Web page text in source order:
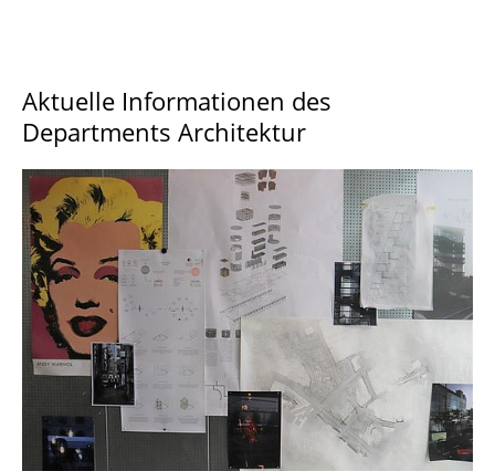
Aktuelle Informationen des
Departments Architektur